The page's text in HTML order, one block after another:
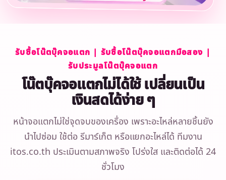
รับซื้อโน๊ตบุ๊คจอแตก | รับซื้อโน๊ตบุ๊คจอแตกมือสอง |
รับประมูลโน๊ตบุ๊คจอแตก
โน๊ตบุ๊คจอแตกไม่ได้ใช้ เปลี่ยนเป็น
เงินสดได้ง่าย ๆ
หน้าจอแตกไม่ใช่จุดจบของเครื่อง เพราะอะไหล่หลายชิ้นยัง
นำไปซ่อม ใช้ต่อ รีมาร์เก็ต หรือแยกอะไหล่ได้ ทีมงาน
itos.co.th ประเมินตามสภาพจริง โปร่งใส และติดต่อได้ 24
ชั่วโมง